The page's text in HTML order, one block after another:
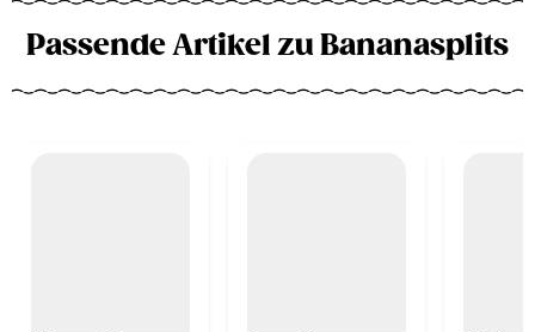
Passende Artikel zu Bananasplits